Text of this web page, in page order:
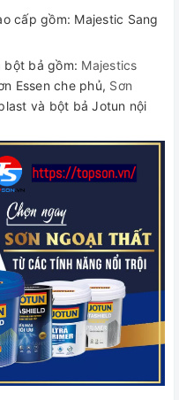
cấp gồm: Majestic Sang
bột bả gồm: Majestics
Essen che phủ, Sơn
và bột bả Jotun nội